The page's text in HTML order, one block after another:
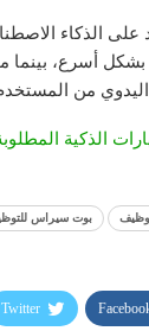
الذكاء
بشكل أسرع، بينما
من
الذكية
بوت سيراس
Twitter